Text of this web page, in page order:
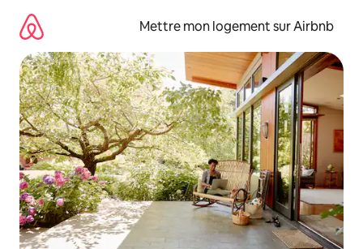
directement
contenu
Mettre mon logement sur Airbnb